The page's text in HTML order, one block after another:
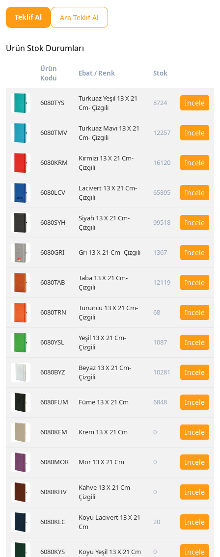
Teklif Al Ara Teklif Al
Ürün Stok Durumları
Ürün
Kodu
Ebat / Renk Stok
6080TYS
Turkuaz Yeşil 13 X 21
Cm- Çizgili
8724 İncele
6080TMV
Turkuaz Mavi 13 X 21
Cm- Çizgili
12257 İncele
6080KRM
Kırmızı 13 X 21 Cm-
Çizgili
16120 İncele
6080LCV
Lacivert 13 X 21 Cm-
Çizgili
65895 İncele
6080SYH
Siyah 13 X 21 Cm-
Çizgili
99518 İncele
6080GRI Gri 13 X 21 Cm- Çizgili 1367 İncele
6080TAB
Taba 13 X 21 Cm-
Çizgili
12119 İncele
6080TRN
Turuncu 13 X 21 Cm-
Çizgili
68 İncele
6080YSL
Yeşil 13 X 21 Cm-
Çizgili
1087 İncele
6080BYZ
Beyaz 13 X 21 Cm-
Çizgili
10281 İncele
6080FUM Füme 13 X 21 Cm 6848 İncele
6080KEM Krem 13 X 21 Cm 0 İncele
6080MOR Mor 13 X 21 Cm 0 İncele
6080KHV
Kahve 13 X 21 Cm-
Çizgili
0 İncele
6080KLC
Koyu Lacivert 13 X 21
Cm
20 İncele
6080KYS Koyu Yeşil 13 X 21 Cm 0 İncele